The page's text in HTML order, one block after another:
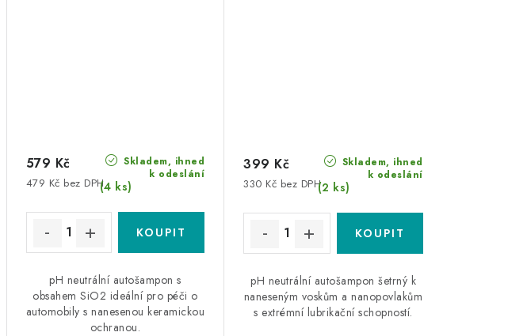
Skladem, ihned
k odeslání
(4 ks)
479 Kč bez DPH
579 Kč
pH neutrální autošampon s
obsahem SiO2 ideální pro péči o
automobily s nanesenou keramickou
ochranou.
Skladem, ihned
k odeslání
(2 ks)
330 Kč bez DPH
399 Kč
pH neutrální autošampon šetrný k
naneseným voskům a nanopovlakům
s extrémní lubrikační schopností.